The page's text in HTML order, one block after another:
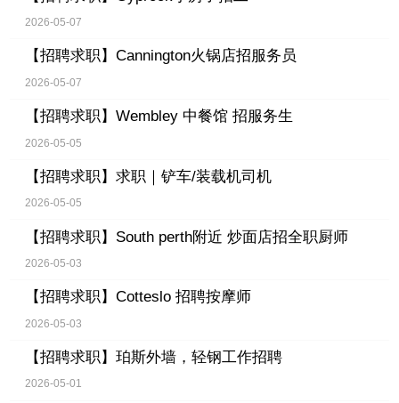
2026-05-07
【招聘求职】 Cannington火锅店招服务员
2026-05-07
【招聘求职】 Wembley 中餐馆 招服务生
2026-05-05
【招聘求职】 求职｜铲车/装载机司机
2026-05-05
【招聘求职】 South perth附近 炒面店招全职厨师
2026-05-03
【招聘求职】 Cotteslo 招聘按摩师
2026-05-03
【招聘求职】 珀斯外墙，轻钢工作招聘
2026-05-01